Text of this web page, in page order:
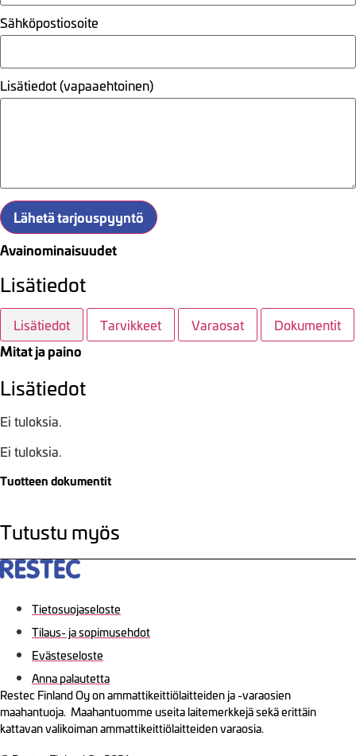
Sähköpostiosoite
Lisätiedot (vapaaehtoinen)
Lähetä tarjouspyyntö
Avainominaisuudet
Lisätiedot
Lisätiedot Tarvikkeet Varaosat Dokumentit
Mitat ja paino
Lisätiedot
Ei tuloksia.
Ei tuloksia.
Tuotteen dokumentit
Tutustu myös
Tietosuojaseloste
Tilaus- ja sopimusehdot
Evästeseloste
Anna palautetta
Restec Finland Oy on ammattikeittiölaitteiden ja -varaosien
maahantuoja. Maahantuomme useita laitemerkkejä sekä erittäin
kattavan valikoiman ammattikeittiölaitteiden varaosia.